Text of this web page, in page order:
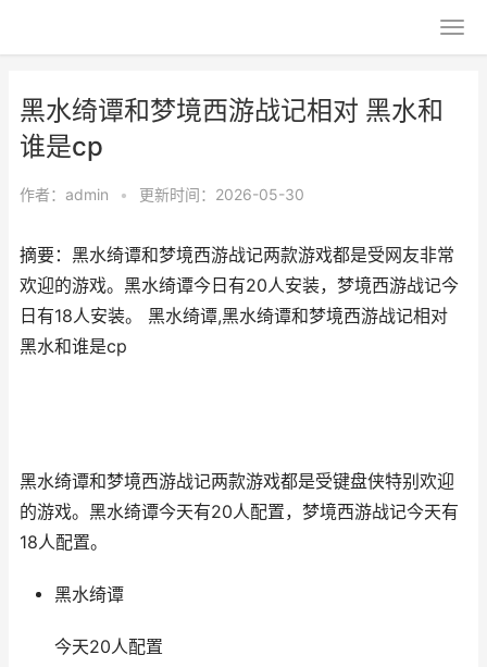
黑水绮谭和梦境西游战记相对 黑水和
谁是cp
作者： admin • 更新时间：2026-05-30
摘要：黑水绮谭和梦境西游战记两款游戏都是受网友非常
欢迎的游戏。黑水绮谭今日有20人安装，梦境西游战记今
日有18人安装。 黑水绮谭,黑水绮谭和梦境西游战记相对
黑水和谁是cp
黑水绮谭和梦境西游战记两款游戏都是受键盘侠特别欢迎
的游戏。黑水绮谭今天有20人配置，梦境西游战记今天有
18人配置。
黑水绮谭
今天20人配置